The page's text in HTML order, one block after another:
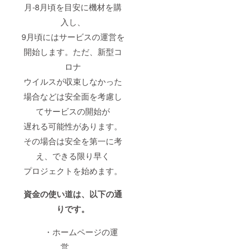
月-8月頃を目安に機材を購
入し、
9月頃にはサービスの運営を
開始します。ただ、新型コ
ロナ
ウイルスが収束しなかった
場合などは安全面を考慮し
てサービスの開始が
遅れる可能性があります。
その場合は安全を第一に考
え、できる限り早く
プロジェクトを始めます。
資金の使い道は、以下の通
りです。
・ホームページの運
営